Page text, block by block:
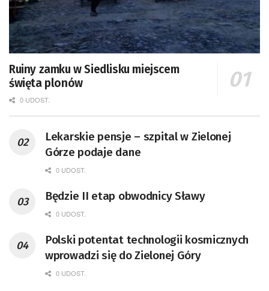
Ruiny zamku w Siedlisku miejscem
święta plonów
0 UDOST.
Lekarskie pensje – szpital w Zielonej
Górze podaje dane
0 UDOST.
Będzie II etap obwodnicy Sławy
0 UDOST.
Polski potentat technologii kosmicznych
wprowadzi się do Zielonej Góry
0 UDOST.